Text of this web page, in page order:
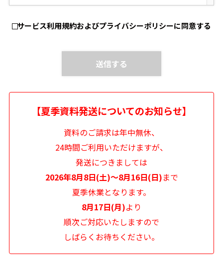
1．当サイト内のプログラム、写真その他の知的財産権は弊社に帰属
します。利用者は、当該情報を私用目的で利用される場合にかぎり使
渡、二次利用等を含む）することは禁じます。
2．各商品の名称「紡」「想」の商標は、弊社に帰属しますので、無
ーポリシーの規定を適用します。
1．弊社は、利用者が以下の行為を行うことを禁じます。
1）弊社または第三者に損害を与える行為、または損害を与える恐れ
2）弊社または第三者の財産、名誉、プライバシー等を侵害する行
為、または侵害する恐れのある行為
3）公序良俗に反する行為、またはその恐れのある行為
4）他人のメールアドレスを登録するなど、虚偽の申告、届出を行う
5）コンピュータウィルス等有害なプログラムを使用または提供する
6）迷惑メールやメールマガジン等を一方的に送付する行為
サービス利用規約およびプライバシーポリシーに同意する
【夏季資料発送についてのお知らせ】
資料のご請求は年中無休、
24時間ご利用いただけますが、
発送につきましては
2026年8月8日(土)～8月16日(日)まで
夏季休業となります。
8月17日(月)より
順次ご対応いたしますので
しばらくお待ちください。